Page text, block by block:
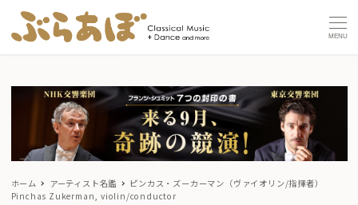
MENU
ホーム アーティスト名鑑
ピンカス・ズーカーマン（ヴァイオリン/指揮者）
Pinchas Zukerman, violin/conductor